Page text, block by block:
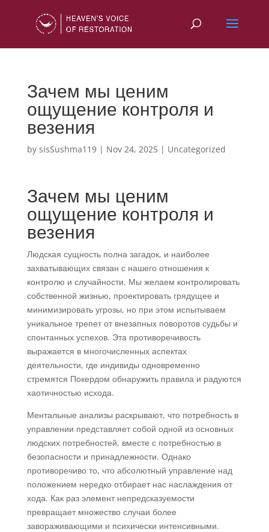
Зачем мы ценим
ощущение контроля и
везения
by sisSushma119| Nov 24, 2025| Uncategorized
Зачем мы ценим
ощущение контроля и
везения
Людская сущность полна загадок, и наиболее
захватывающих связан с нашего отношения к
контролю и случайности. Мы желаем контролировать
собственной жизнью, проектировать грядущее и
минимизировать угрозы, но при этом испытываем
уникальное трепет от внезапных поворотов судьбы и
спонтанных успехов. Эта противоречивость
выражается в многочисленных аспектах
деятельности, где индивиды одновременно
стремятся Покердом обнаружить правила и радуются
хаотичностью исхода.
Ментальные анализы раскрывают, что потребность в
управлении представляет собой одной из основных
людских потребностей, вместе с потребностью в
безопасности и принадлежности. Однако
противоречиво то, что абсолютный управление над
положением нередко отбирает нас наслаждения от
хода. Как раз элемент непредсказуемости
превращает множество случаи более
завораживающими и психически интенсивными.